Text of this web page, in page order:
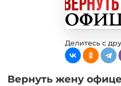
Делитесь с
Вернуть жену